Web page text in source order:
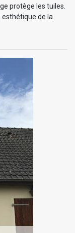
protège les tuiles.
esthétique de la